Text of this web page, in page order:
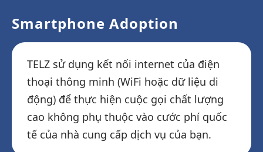
Smartphone Adoption
TELZ sử dụng kết nối internet của điện
thoại thông minh (WiFi hoặc dữ liệu di
động) để thực hiện cuộc gọi chất lượng
cao không phụ thuộc vào cước phí quốc
tế của nhà cung cấp dịch vụ của bạn.